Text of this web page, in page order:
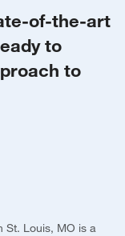
of-the-art
to
to
St. Louis, MO is a